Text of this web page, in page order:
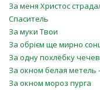
За меня Христос
Спаситель
За муки Твои
За обрієм ще мирно
За одну похлёбку
За окном белая метель
За окном мороз пурга